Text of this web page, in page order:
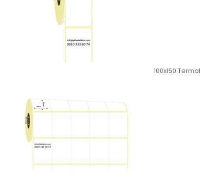
100x150 Termal